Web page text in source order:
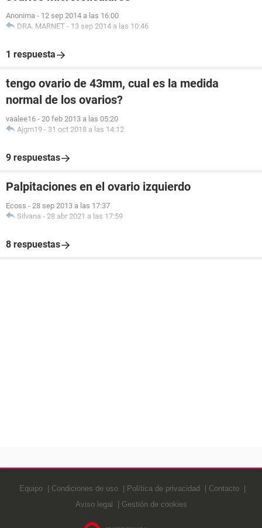
Anonima - 12 sep 2014 a las 16:00
DRA. MARNET - 13 sep 2014 a las 10:46
1 respuesta
tengo ovario de 43mm, cual es la medida
normal de los ovarios?
vaalee16 - 20 feb 2013 a las 05:20
Ajgm19 - 31 oct 2018 a las 14:12
9 respuestas
Palpitaciones en el ovario izquierdo
Ecoss - 28 sep 2013 a las 17:37
Silvana - 28 abr 2021 a las 17:59
8 respuestas
Equipo Condiciones de uso Política de privacidad
Contacto
Aviso legal
Gestión de cookies